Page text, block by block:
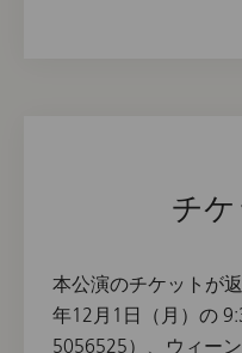
チケ
本公演のチケットが
年12月1日（月）の
5056525）、ウィー